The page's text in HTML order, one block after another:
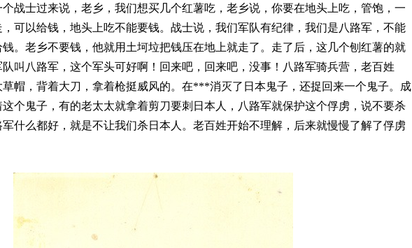
战士过来说，老乡，我们想买几个红薯吃，老乡说，你要在地头上吃，管饱，一
可以给钱，地头上吃不能要钱。战士说，我们军队有纪律，我们是八路军，不能
。老乡不要钱，他就用土坷垃把钱压在地上就走了。走了后，这几个刨红薯的就
叫八路军，这个军头可好啊！回来吧，回来吧，没事！八路军骑兵营，老百姓
帽，背着大刀，拿着枪挺威风的。在***消灭了日本鬼子，还捉回来一个鬼子。成
个鬼子，有的老太太就拿着剪刀要刺日本人，八路军就保护这个俘虏，说不要杀
什么都好，就是不让我们杀日本人。老百姓开始不理解，后来就慢慢了解了俘虏